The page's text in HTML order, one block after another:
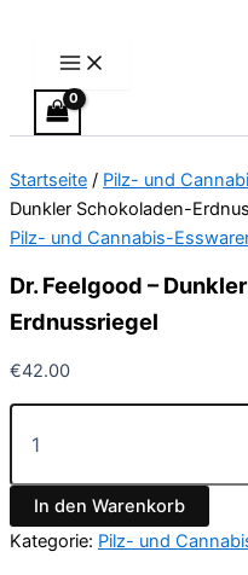
springen
Startseite / Pilz- und
Dunkler Schokoladen-
Pilz- und Cannabis-
Dr. Feelgood –
Erdnussriegel
€42.00
Schokoladen-
Erdnussriegel
In den Warenkorb
Kategorie: Pilz- und